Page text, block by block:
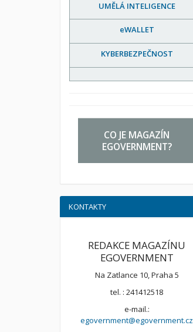
UMĚLÁ INTELIGENCE
eWALLET
KYBERBEZPEČNOST
CO JE MAGAZÍN
EGOVERNMENT?
KONTAKTY
REDAKCE MAGAZÍNU
EGOVERNMENT
Na Zatlance 10, Praha 5
tel. : 241412518
e-mail.:
egovernment@egovernment.cz